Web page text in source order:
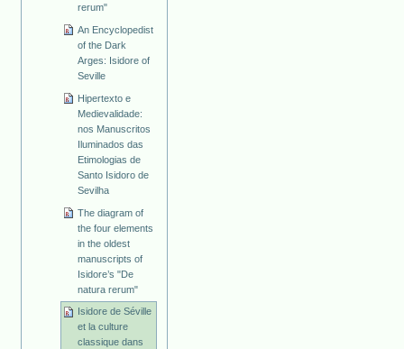
rerum"
An Encyclopedist
of the Dark
Arges: Isidore of
Seville
Hipertexto e
Medievalidade:
nos Manuscritos
Iluminados das
Etimologias de
Santo Isidoro de
Sevilha
The diagram of
the four elements
in the oldest
manuscripts of
Isidore’s "De
natura rerum"
Isidore de Séville
et la culture
classique dans